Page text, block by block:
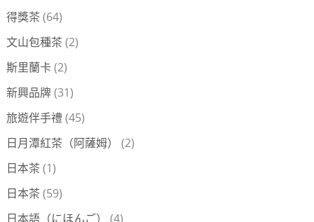
得獎茶 (64)
文山包種茶 (2)
斯里蘭卡(2)
新興品牌(31)
旅遊伴手禮(45)
日月潭紅茶（阿薩姆）
(2)
日本茶 (1)
日本茶 (59)
日本語（にほんご）
(4)